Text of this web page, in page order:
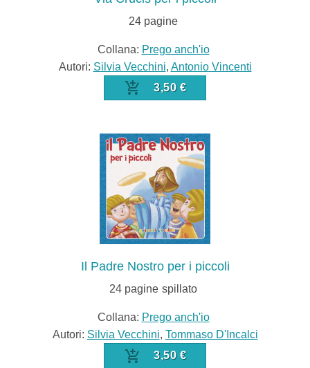
24 pagine
Collana: Prego anch'io
Autori: Silvia Vecchini, Antonio Vincenti
3,50 €
Il Padre Nostro per i piccoli
24 pagine spillato
Collana: Prego anch'io
Autori: Silvia Vecchini, Tommaso D'Incalci
3,50 €